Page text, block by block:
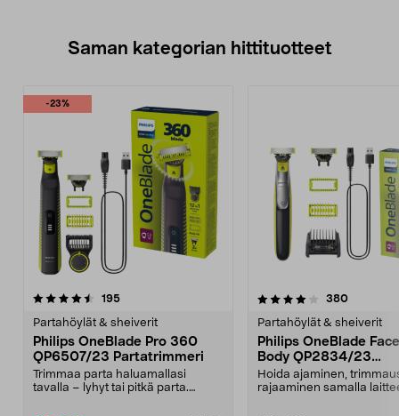
Saman kategorian hittituotteet
-23%
195arvostelut
Partahöylät & sheiverit
Philips OneBlade Pro 360
QP6507/23 Partatrimmeri
Trimmaa parta haluamallasi
tavalla – lyhyt tai pitkä parta.
4.0 viidestä
380arvostelut
Partahöylät & sheiverit
Philips OneBlade
Body QP2834/23
Sähkökäyttöinen
Hoida ajaminen,
rajaaminen samalla
3.5 viidestä